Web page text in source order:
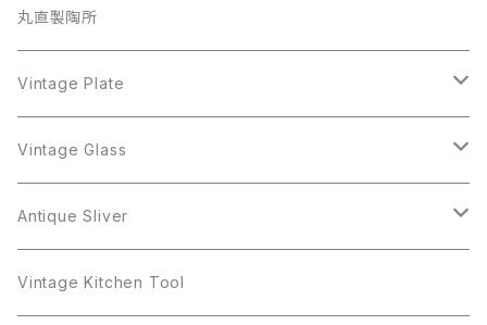
Cerrito
Gerry's
Sarah Coventry
植物モチーフ
Trifari
Sarah Coventry
BSK
Coro
Crown Trifari
Danecraft
Gerry's
Sarah Coventry
Richelieu
W.Gemany
植物モチーフ
BSK
Napier
Richelieu
Rhinestone
Sarah Coventry
STAR
iittala
arcopal
CupSaucer
BAVARIA
Antique Silver
Milk Pot
Pot
Mag Cup
Vase
BAVARIA
Mosa
arcopal
丸直製陶所
Vintage Plate
Figgjo
BILTONS
Vintage Glass
iittala
Luminarc
Antique Sliver
Pot
Vintage Kitchen Tool